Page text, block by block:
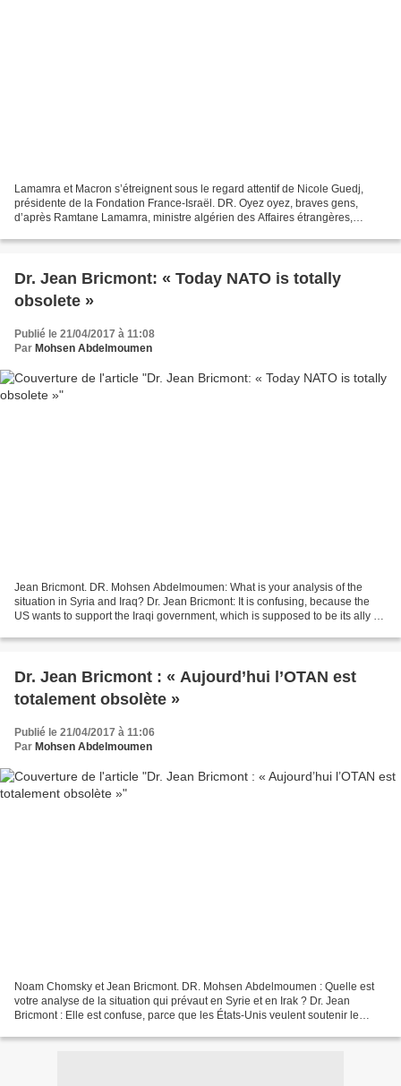
Lamamra et Macron s’étreignent sous le regard attentif de Nicole Guedj,
présidente de la Fondation France-Israël. DR. Oyez oyez, braves gens,
d’après Ramtane Lamamra, ministre algérien des Affaires étrangères,
Dr. Jean Bricmont: « Today NATO is totally
obsolete »
Publié le 21/04/2017 à 11:08
Par Mohsen Abdelmoumen
Jean Bricmont. DR. Mohsen Abdelmoumen: What is your analysis of the
situation in Syria and Iraq? Dr. Jean Bricmont: It is confusing, because the
US wants to support the Iraqi government, which is supposed to be its ally –
Dr. Jean Bricmont : « Aujourd’hui l’OTAN est
totalement obsolète »
Publié le 21/04/2017 à 11:06
Par Mohsen Abdelmoumen
Noam Chomsky et Jean Bricmont. DR. Mohsen Abdelmoumen : Quelle est
votre analyse de la situation qui prévaut en Syrie et en Irak ? Dr. Jean
Bricmont : Elle est confuse, parce que les États-Unis veulent soutenir le